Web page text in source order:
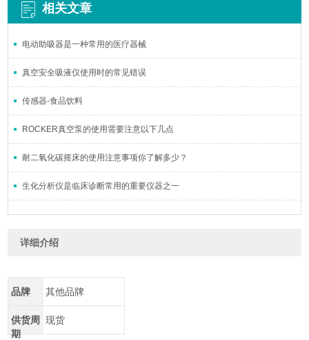
相关文章
电动助吸器是一种常用的医疗器械
真空安全吸液仪使用时的常见错误
传感器-食品饮料
ROCKER真空泵的使用需要注意以下几点
耐二氧化碳摇床的使用注意事项你了解多少？
生化分析仪是临床诊断常用的重要仪器之一
详细介绍
品牌 其他品牌
供货周
期
现货